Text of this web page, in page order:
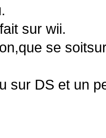
sur wii.
se
sur DS et un